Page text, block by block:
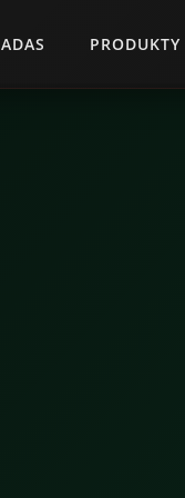
ADAS PRODUKTY